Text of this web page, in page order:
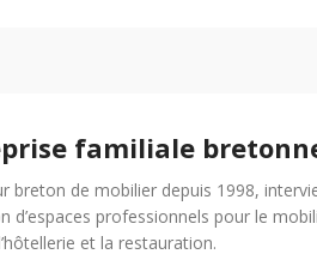
familiale
breton de mobilier depuis 1998,
d’espaces professionnels pour le
et la restauration.